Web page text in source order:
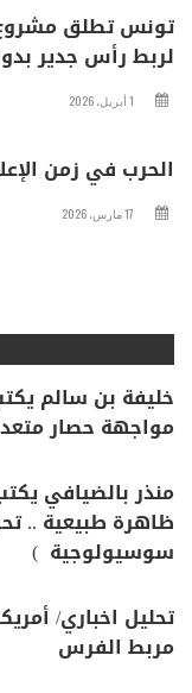
تونس تطلق مشروع
لربط رأس جدير
1 أبريل، 2026
الحرب في زمن
17 مارس، 2026
خليفة بن سالم
مواجهة حصار
منذر بالضيافي
ظاهرة طبيعية ..
سوسيولوجية )
تحليل اخباري/
مربط الفرس